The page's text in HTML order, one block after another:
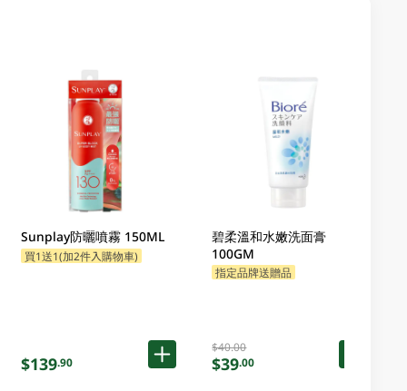
Sunplay防曬噴霧 150ML
買1送1(加2件入購物車)
$139.90
碧柔溫和水嫩洗面膏
100GM
指定品牌送贈品
$40.00
$39.00